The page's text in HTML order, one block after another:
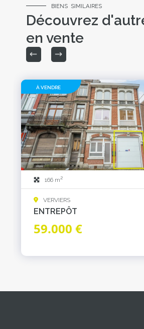
BIENS SIMILAIRES
Découvrez
en vente
À VENDRE
166 m2
VERVIERS
ENTREPÔT
59.000 €